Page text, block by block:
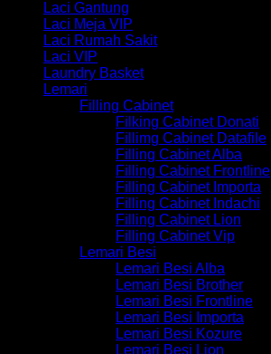
Laci Gantung
Laci Meja VIP
Laci Rumah Sakit
Laci VIP
Laundry Basket
Lemari
Filling Cabinet
Filking Cabinet Donati
Fillimg Cabinet Datafile
Filling Cabinet Alba
Filling Cabinet Frontline
Filling Cabinet Importa
Filling Cabinet Indachi
Filling Cabinet Lion
Filling Cabinet Vip
Lemari Besi
Lemari Besi Alba
Lemari Besi Brother
Lemari Besi Frontline
Lemari Besi Importa
Lemari Besi Kozure
Lemari Besi Lion